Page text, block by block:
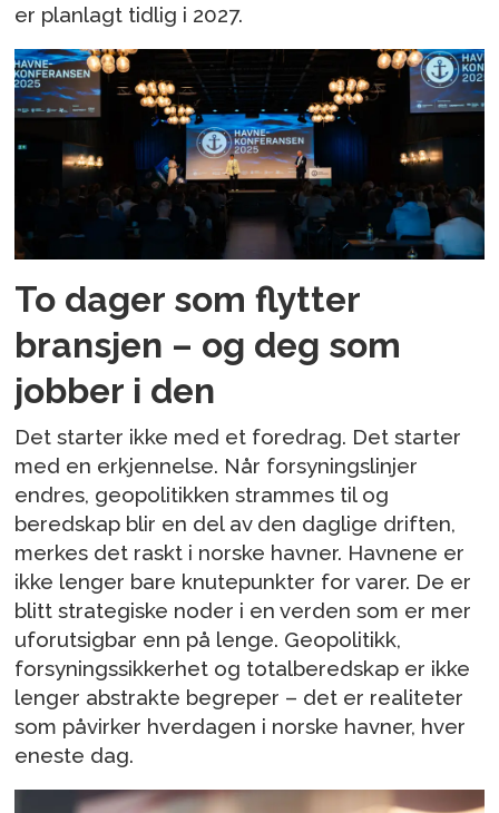
er planlagt tidlig i 2027.
To dager som flytter
bransjen – og deg som
jobber i den
Det starter ikke med et foredrag. Det starter
med en erkjennelse. Når forsyningslinjer
endres, geopolitikken strammes til og
beredskap blir en del av den daglige driften,
merkes det raskt i norske havner. Havnene er
ikke lenger bare knutepunkter for varer. De er
blitt strategiske noder i en verden som er mer
uforutsigbar enn på lenge. Geopolitikk,
forsyningssikkerhet og totalberedskap er ikke
lenger abstrakte begreper – det er realiteter
som påvirker hverdagen i norske havner, hver
eneste dag.